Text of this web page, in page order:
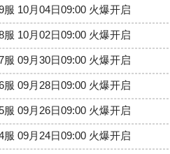
10月04日09:00 火爆开启
10月02日09:00 火爆开启
09月30日09:00 火爆开启
09月28日09:00 火爆开启
09月26日09:00 火爆开启
09月24日09:00 火爆开启